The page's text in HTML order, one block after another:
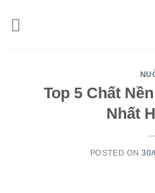
Top 5 Chất
Nhất
POSTED ON30/